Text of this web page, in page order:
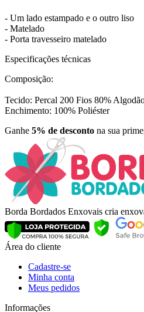
- Um lado estampado e o outro liso
- Matelado
- Porta travesseiro matelado
Especificações técnicas
Composição:
Tecido: Percal 200 Fios 80%
Enchimento: 100% Poliéster
Ganhe 5% de desconto na sua
Borda Bordados Enxovais cria
Área do cliente
Cadastre-se
Minha conta
Meus pedidos
Informações